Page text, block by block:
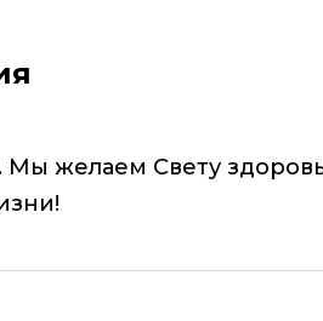
Мы желаем Свету